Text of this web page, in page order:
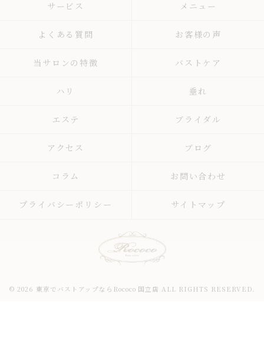
サービス メニュー
よくある質問 お客様の声
当サロンの特徴 バストケア
ハリ 垂れ
エステ ブライダル
アクセス ブログ
コラム お問い合わせ
プライバシーポリシー サイトマップ
© 2026 東京でバストアップならRococo 国立店 ALL RIGHTS RESERVED.